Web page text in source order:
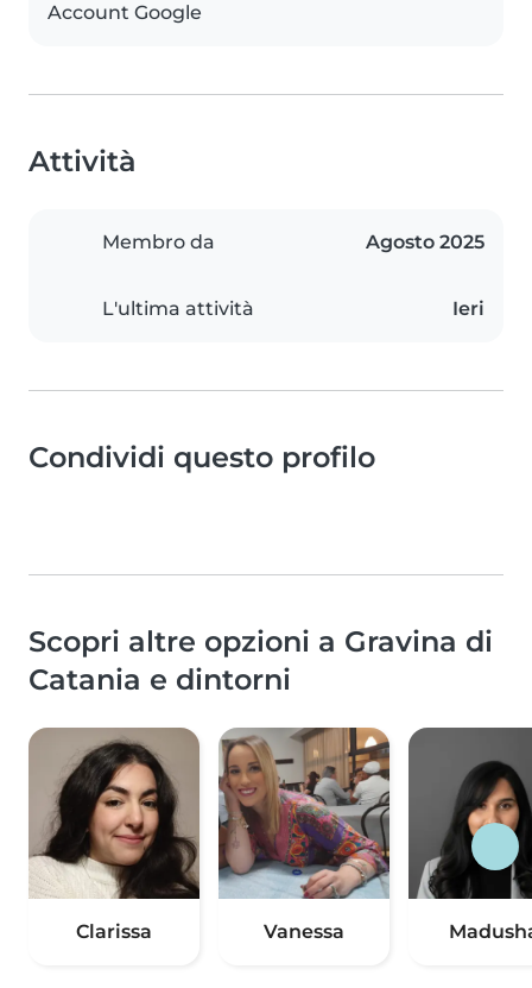
Account Google
Attività
Membro da Agosto 2025
L'ultima attività Ieri
Condividi questo profilo
Scopri altre opzioni a Gravina di
Catania e dintorni
Clarissa Vanessa